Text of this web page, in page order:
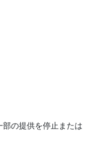
の提供を停止または